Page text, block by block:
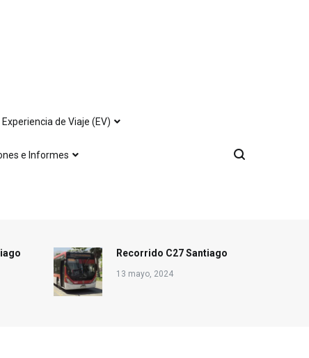
Experiencia de Viaje (EV)
e Informes
Recorrido C27 Santiago
13 mayo, 2024